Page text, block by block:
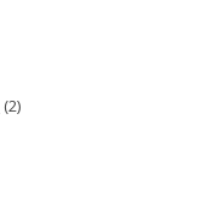
(2)